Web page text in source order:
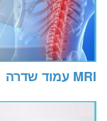
MRI עמוד שדרה